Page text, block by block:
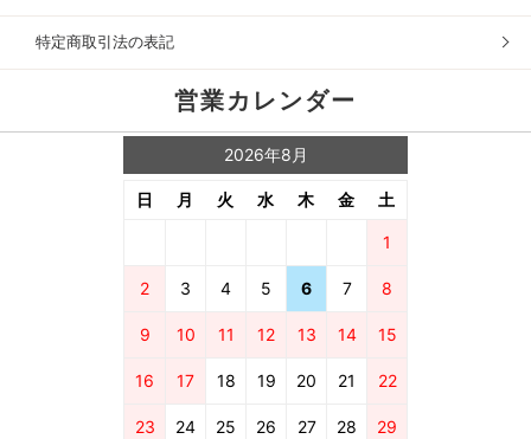
特定商取引法の表記
営業カレンダー
2026年8月
日 月 火 水 木 金 土
1
2 3 4 5 6 7 8
9 10 11 12 13 14 15
16 17 18 19 20 21 22
23 24 25 26 27 28 29